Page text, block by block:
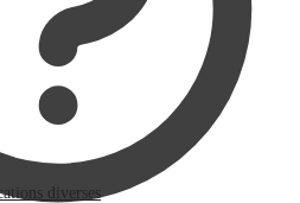
diverses